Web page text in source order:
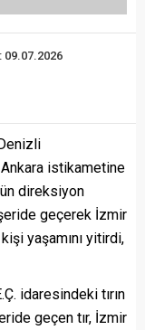
09.07.2026
istikametine
direksiyon
geçerek İzmir
yaşamını yitirdi,
idaresindeki tırın
geçen tır, İzmir